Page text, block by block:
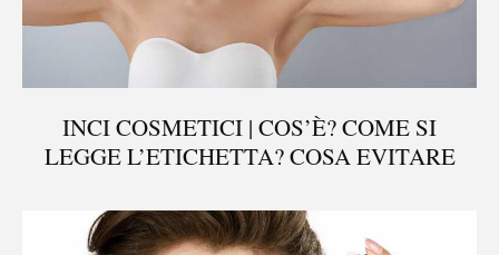
INCI COSMETICI | COS’È? COME SI
LEGGE L’ETICHETTA? COSA EVITARE